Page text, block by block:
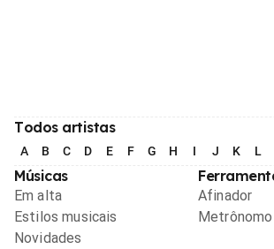
Todos artistas
A B C D E F G H I J K L
Músicas
Em alta
Estilos musicais
Novidades
Afinador
Metrônomo